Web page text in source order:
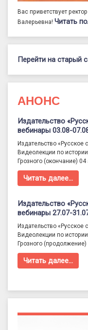
Вас приветствует
Валерьевна! Читать
Перейти на старый
АНОНС
Издательство
вебинары 03.08-
Издательство
Видеолекции по
Грозного (окончание) 04
Читать далее…
Издательство
вебинары 27.07-
Издательство
Видеолекции по
Грозного
Читать далее…